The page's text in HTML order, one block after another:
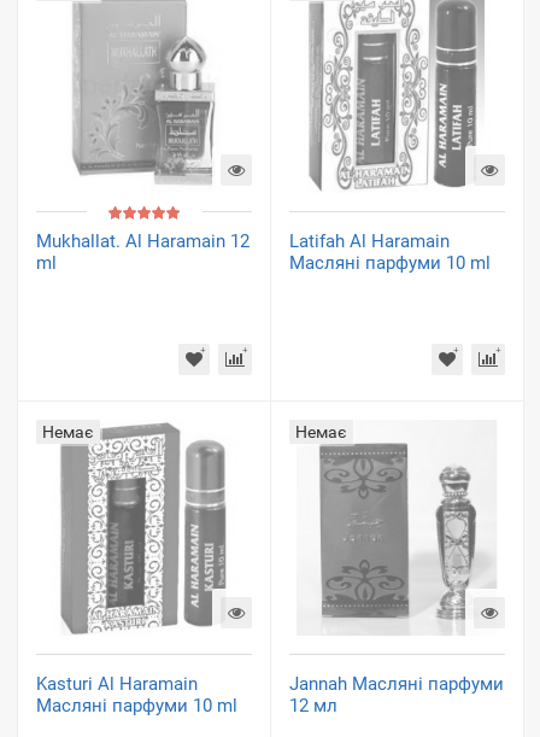
Mukhallat. Al Haramain 12
ml
Latifah Al Haramain
Масляні парфуми 10 ml
Немає
Kasturi Al Haramain
Масляні парфуми 10 ml
Немає
Jannah Масляні парфуми
12 мл